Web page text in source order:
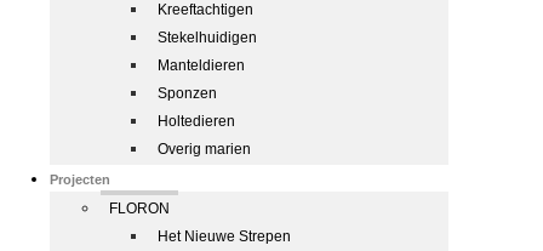
Kreeftachtigen
Stekelhuidigen
Manteldieren
Sponzen
Holtedieren
Overig marien
Projecten
FLORON
Het Nieuwe Strepen